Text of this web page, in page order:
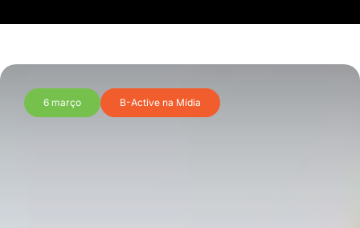
6 março B-Active na Mídia